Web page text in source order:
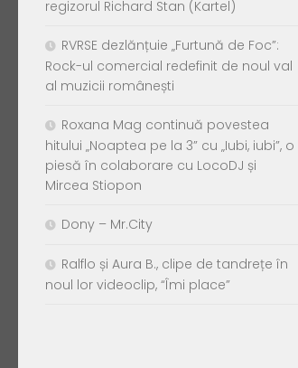
regizorul Richard Stan (Kartel)
RVRSE dezlănțuie „Furtună de Foc”:
Rock-ul comercial redefinit de noul val
al muzicii românești
Roxana Mag continuă povestea
hitului „Noaptea pe la 3” cu „Iubi, iubi”, o
piesă în colaborare cu LocoDJ și
Mircea Stiopon
Dony – Mr.City
Ralflo și Aura B., clipe de tandrețe în
noul lor videoclip, “Îmi place”